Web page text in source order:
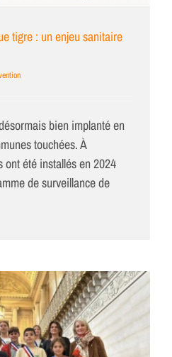
tigre : un enjeu sanitaire
bien implanté en
touchées. À
ont été installés en 2024
de surveillance de